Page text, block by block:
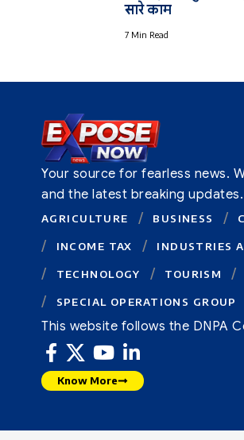
सारे काम
7 Min Read
Your source for fearless news.
and the latest breaking updates.
AGRICULTURE BUSINESS
INCOME TAX INDUSTRIES
TECHNOLOGY TOURISM
SPECIAL OPERATIONS GROUP
This website follows the DNPA
Know More